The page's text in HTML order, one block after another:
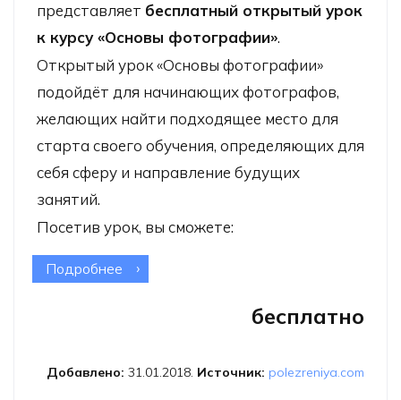
представляет бесплатный открытый урок
к курсу «Основы фотографии».
Открытый урок «Основы фотографии»
подойдёт для начинающих фотографов,
желающих найти подходящее место для
старта своего обучения, определяющих для
себя сферу и направление будущих
занятий.
Посетив урок, вы сможете:
Подробнее о Открытый урок «Основы
бесплатно
Добавлено: 31.01.2018. Источник: polezreniya.com